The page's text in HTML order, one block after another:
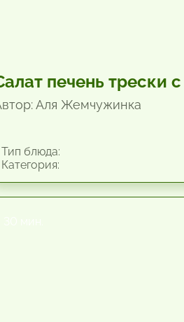
печень трески
Аля Жемчужинка
блюда: